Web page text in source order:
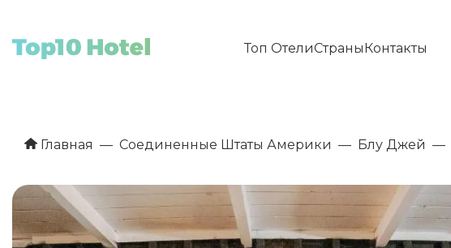
Топ ОтелиСтраныКонтакты
Главная Соединенные Штаты Америки Блу Джей